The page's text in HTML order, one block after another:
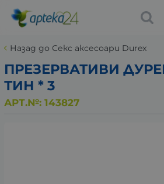
Назад до Секс аксесоари Durex
ПРЕЗЕРВАТИВИ
ТИН * 3
АРТ.№: 143827